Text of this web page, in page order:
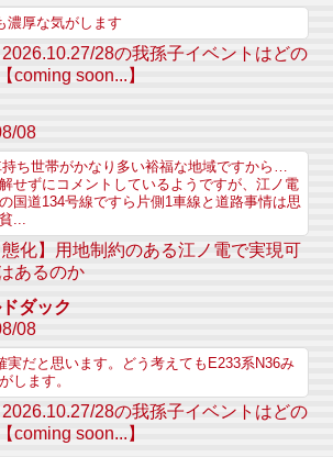
濃厚な気がします
2026.10.27/28の我孫子イベントはどの
coming soon...】
08
ち世帯がかなり多い裕福な地域ですから…
せずにコメントしているようですが、江ノ電
国道134号線ですら片側1車線と道路事情は思
...
態化】用地制約のある江ノ電で実現可
あるのか
ドダック
08
実だと思います。どう考えてもE233系N36み
します。
2026.10.27/28の我孫子イベントはどの
coming soon...】